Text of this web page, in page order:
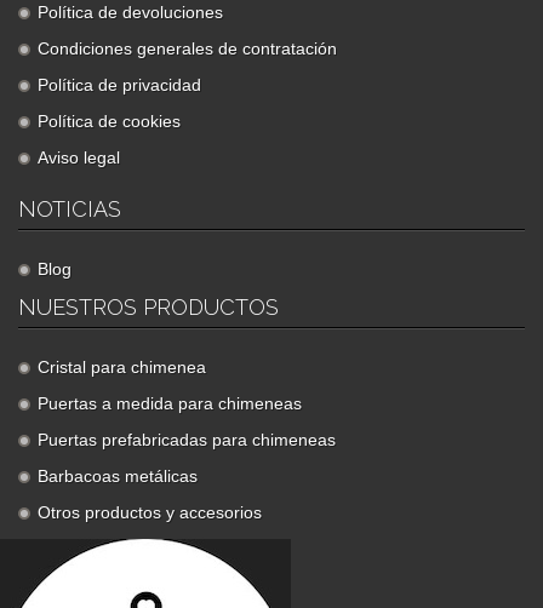
Política de devoluciones
Condiciones generales de contratación
Política de privacidad
Política de cookies
Aviso legal
NOTICIAS
Blog
NUESTROS PRODUCTOS
Cristal para chimenea
Puertas a medida para chimeneas
Puertas prefabricadas para chimeneas
Barbacoas metálicas
Otros productos y accesorios